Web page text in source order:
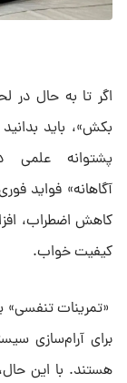
اگر تا به حال
بکش»، باید
پشتوانه
آگاهانه» فواید
کاهش اضطراب،
کیفیت خواب.
«تمرینات تنفسی»
برای آرام‌سازی
هستند. با این